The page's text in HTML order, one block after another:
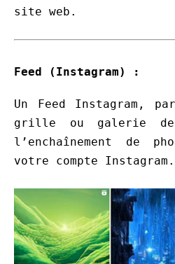
site web.
Feed (Instagram) :
Un Feed Instagram,
grille ou galerie de
l’enchaînement de
votre compte Instagram.